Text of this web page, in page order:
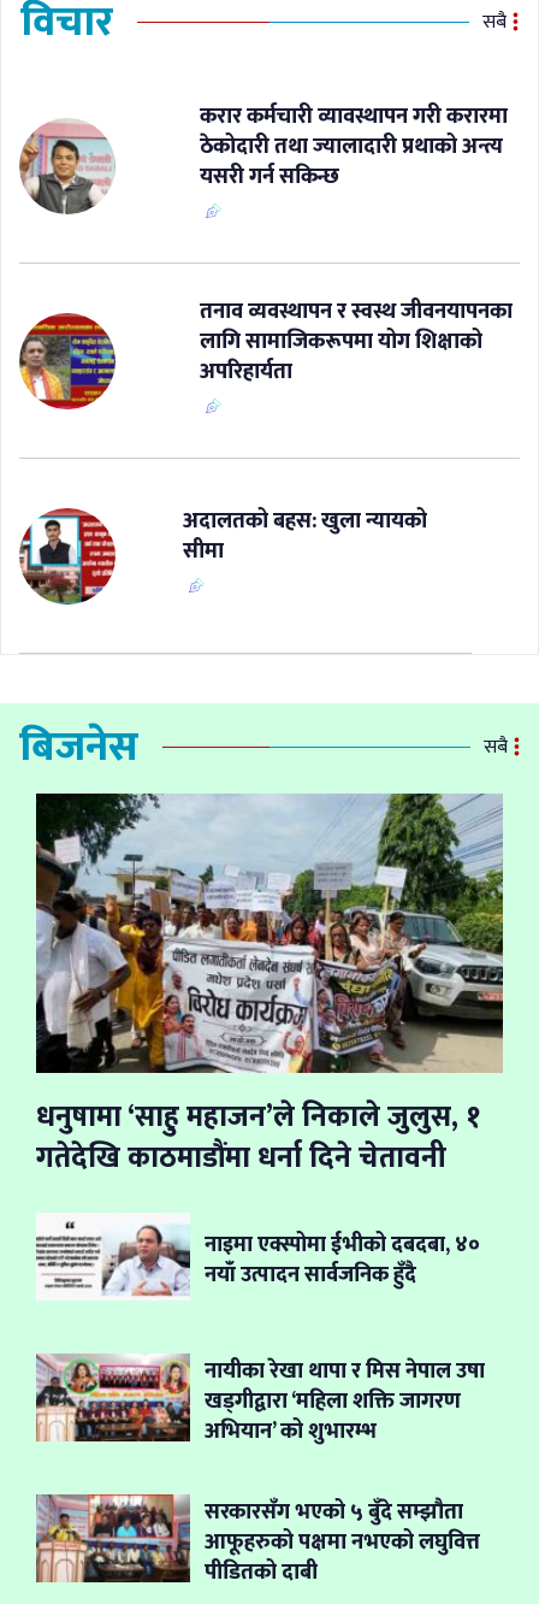
विचार सबै
करार कर्मचारी व्यावस्थापन गरी करारमा
ठेकोदारी तथा ज्यालादारी प्रथाको अन्त्य
यसरी गर्न सकिन्छ
​तनाव व्यवस्थापन र स्वस्थ जीवनयापनका
लागि सामाजिकरूपमा योग शिक्षाको
अपरिहार्यता
अदालतको बहस: खुला न्यायको
सीमा
बिजनेस सबै
धनुषामा ‘साहु महाजन’ले निकाले जुलुस, १
गतेदेखि काठमाडौंमा धर्ना दिने चेतावनी
नाइमा एक्स्पोमा ईभीको दबदबा, ४०
नयाँ उत्पादन सार्वजनिक हुँदै
नायीका रेखा थापा र मिस नेपाल उषा
खड्गीद्वारा ‘महिला शक्ति जागरण
अभियान’ को शुभारम्भ
सरकारसँग भएको ५ बुँदे सम्झौता
आफूहरुको पक्षमा नभएको लघुवित्त
पीडितको दाबी